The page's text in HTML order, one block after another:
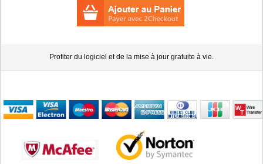
Profiter du logiciel et de la mise à jour gratuite à vie.